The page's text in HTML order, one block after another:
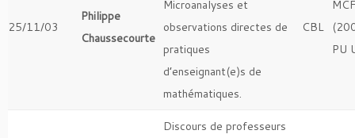
25/11/03
Philippe
Chaussecourte
Microanalyses et
observations directes de
pratiques
d’enseignant(e)s de
mathématiques.
CBL
PU
Discours de professeurs